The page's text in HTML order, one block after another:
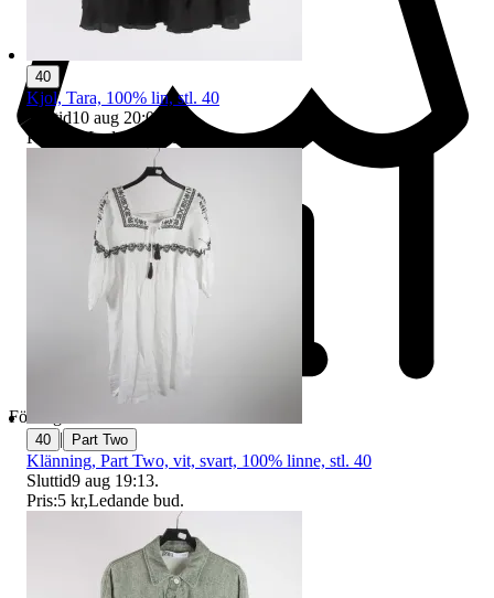
Företag
40
Kjol, Tara, 100% lin, stl. 40
Sluttid10 aug 20:03
Pris:
1 kr,Ledande bud
40 | Part Two
Klänning, Part Two, vit, svart, 100% linne, stl. 40
Sluttid9 aug 19:13.
Pris:5 kr,Ledande bud.